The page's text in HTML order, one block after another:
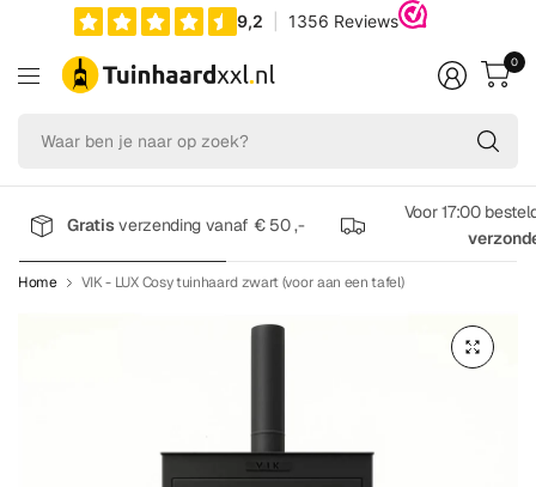
op
0
Gratisverzending vanaf € 50 ,-
Voor 17:00
Home VIK - LUX Cosy tuinhaard zwart (voor aan een tafel)